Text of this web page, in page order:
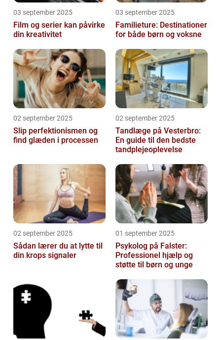
03 september 2025
Film og serier kan påvirke
din kreativitet
03 september 2025
Familieture: Destinationer
for både børn og voksne
02 september 2025
Slip perfektionismen og
find glæden i processen
02 september 2025
Tandlæge på Vesterbro:
En guide til den bedste
tandplejeoplevelse
02 september 2025
Sådan lærer du at lytte til
din krops signaler
01 september 2025
Psykolog på Falster:
Professionel hjælp og
støtte til børn og unge